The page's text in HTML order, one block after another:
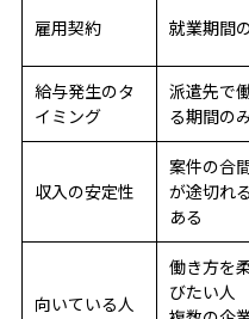
雇用契約 就業期間
給与発生のタ
イミング
派遣先で
る期間の
収入の安定性
案件の合
が途切れ
ある
向いている人
働き方を
びたい人